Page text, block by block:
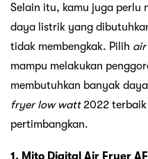
Selain itu, kamu juga perlu
daya listrik yang
tidak membengkak. Pilih
mampu melakukan
membutuhkan banyak
fryer low watt2022 terbaik
pertimbangkan.
1. Mito Digital Air Fryer